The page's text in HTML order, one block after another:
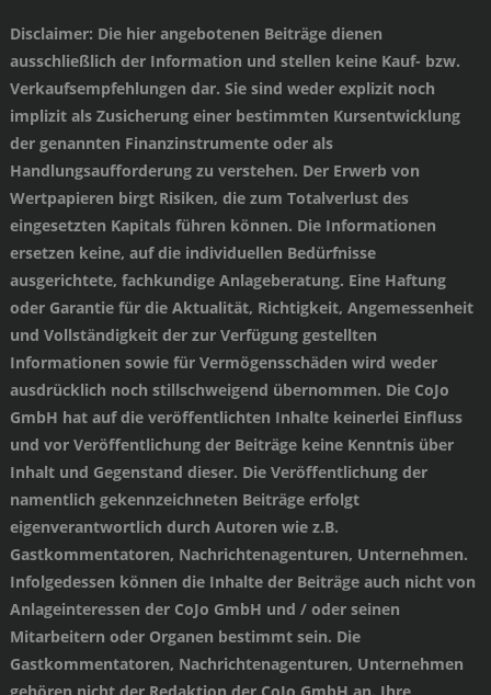
Disclaimer: Die hier angebotenen Beiträge dienen
ausschließlich der Information und stellen keine Kauf- bzw.
Verkaufsempfehlungen dar. Sie sind weder explizit noch
implizit als Zusicherung einer bestimmten Kursentwicklung
der genannten Finanzinstrumente oder als
Handlungsaufforderung zu verstehen. Der Erwerb von
Wertpapieren birgt Risiken, die zum Totalverlust des
eingesetzten Kapitals führen können. Die Informationen
ersetzen keine, auf die individuellen Bedürfnisse
ausgerichtete, fachkundige Anlageberatung. Eine Haftung
oder Garantie für die Aktualität, Richtigkeit, Angemessenheit
und Vollständigkeit der zur Verfügung gestellten
Informationen sowie für Vermögensschäden wird weder
ausdrücklich noch stillschweigend übernommen. Die CoJo
GmbH hat auf die veröffentlichten Inhalte keinerlei Einfluss
und vor Veröffentlichung der Beiträge keine Kenntnis über
Inhalt und Gegenstand dieser. Die Veröffentlichung der
namentlich gekennzeichneten Beiträge erfolgt
eigenverantwortlich durch Autoren wie z.B.
Gastkommentatoren, Nachrichtenagenturen, Unternehmen.
Infolgedessen können die Inhalte der Beiträge auch nicht von
Anlageinteressen der CoJo GmbH und / oder seinen
Mitarbeitern oder Organen bestimmt sein. Die
Gastkommentatoren, Nachrichtenagenturen, Unternehmen
gehören nicht der Redaktion der CoJo GmbH an. Ihre